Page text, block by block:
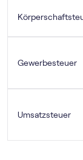
Gewerbesteuer
Umsatzsteuer